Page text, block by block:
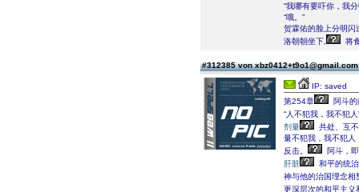
“我哪有要吓你，我
“哦。”
贺霖佑的脸上分明闪
洛朝朝坐下,
将
#312385 von
IP: saved
第254章
阿斗
“人不犯我，我不犯
剂量
共处、互
量不犯我，我不犯人
反击。
阿斗，
肝脏
和平的统
神与他的治国理念相
更深层次的和平主义